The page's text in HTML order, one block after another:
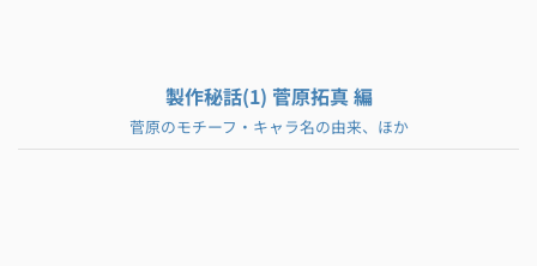
製作秘話(1) 菅原拓真 編
菅原のモチーフ・キャラ名の由来、ほか